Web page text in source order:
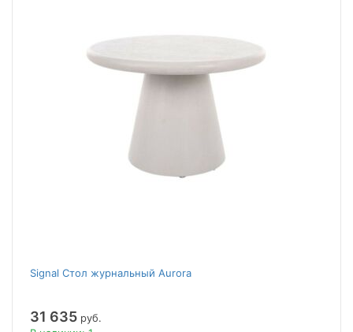
Signal Стол журнальный Aurora
31 635 руб.